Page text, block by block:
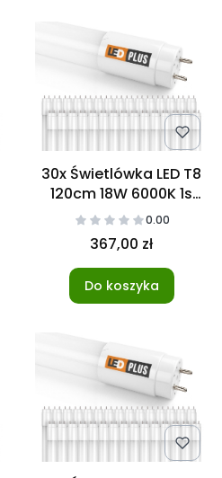
30x Świetlówka LED T8
120cm 18W 6000K 1s
NANO 0.00
367,00 zł
Do koszyka